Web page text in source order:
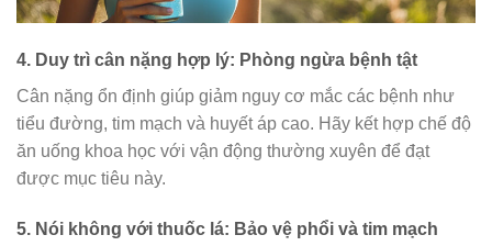
4. Duy trì cân nặng hợp lý: Phòng ngừa bệnh tật
Cân nặng ổn định giúp giảm nguy cơ mắc các bệnh như
tiểu đường, tim mạch và huyết áp cao. Hãy kết hợp chế độ
ăn uống khoa học với vận động thường xuyên để đạt
được mục tiêu này.
5. Nói không với thuốc lá: Bảo vệ phổi và tim mạch